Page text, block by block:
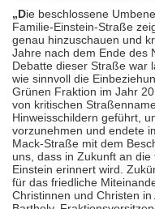
„Die beschlossene
Familie-Einstein-Straße
genau hinzuschauen und
Jahre nach dem Ende des
Debatte dieser Straße war
wie sinnvoll die
Grünen Fraktion im Jahr
von kritischen
Hinweisschildern geführt,
vorzunehmen und endete
Mack-Straße mit dem
uns, dass in Zukunft an
Einstein erinnert wird.
für das friedliche
Christinnen und Christen in